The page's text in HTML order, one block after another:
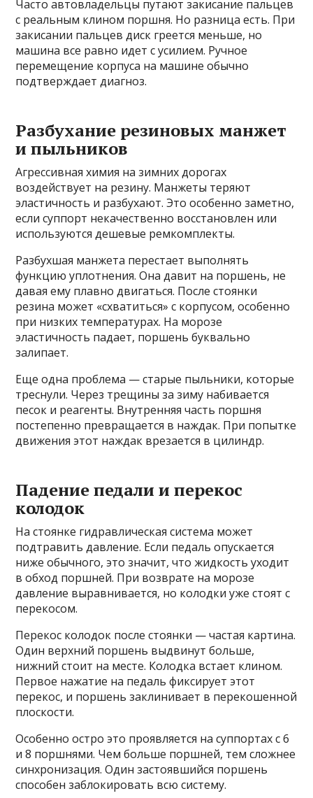
Часто автовладельцы путают закисание пальцев
с реальным клином поршня. Но разница есть. При
закисании пальцев диск греется меньше, но
машина все равно идет с усилием. Ручное
перемещение корпуса на машине обычно
подтверждает диагноз.
Разбухание резиновых манжет
и пыльников
Агрессивная химия на зимних дорогах
воздействует на резину. Манжеты теряют
эластичность и разбухают. Это особенно заметно,
если суппорт некачественно восстановлен или
используются дешевые ремкомплекты.
Разбухшая манжета перестает выполнять
функцию уплотнения. Она давит на поршень, не
давая ему плавно двигаться. После стоянки
резина может «схватиться» с корпусом, особенно
при низких температурах. На морозе
эластичность падает, поршень буквально
залипает.
Еще одна проблема — старые пыльники, которые
треснули. Через трещины за зиму набивается
песок и реагенты. Внутренняя часть поршня
постепенно превращается в наждак. При попытке
движения этот наждак врезается в цилиндр.
Падение педали и перекос
колодок
На стоянке гидравлическая система может
подтравить давление. Если педаль опускается
ниже обычного, это значит, что жидкость уходит
в обход поршней. При возврате на морозе
давление выравнивается, но колодки уже стоят с
перекосом.
Перекос колодок после стоянки — частая картина.
Один верхний поршень выдвинут больше,
нижний стоит на месте. Колодка встает клином.
Первое нажатие на педаль фиксирует этот
перекос, и поршень заклинивает в перекошенной
плоскости.
Особенно остро это проявляется на суппортах с 6
и 8 поршнями. Чем больше поршней, тем сложнее
синхронизация. Один застоявшийся поршень
способен заблокировать всю систему.